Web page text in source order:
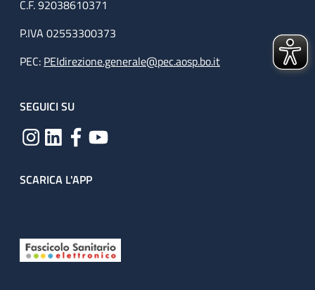
C.F. 92038610371
P.IVA 02553300373
PEC: PEIdirezione.generale@pec.aosp.bo.it
SEGUICI SU
SCARICA L'APP